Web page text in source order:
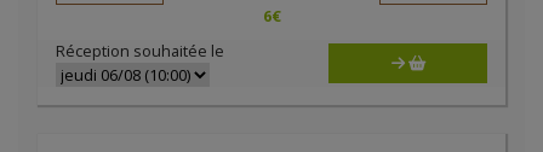
6€
Réception souhaitée le